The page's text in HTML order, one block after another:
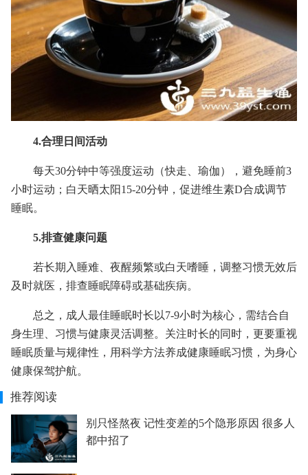
4.合理日间活动
每天30分钟中等强度运动（快走、瑜伽），避免睡前3
小时运动；白天晒太阳15-20分钟，促进维生素D合成调节
睡眠。
5.排查健康问题
若长期入睡难、夜醒频繁或白天嗜睡，调整习惯无效后
及时就医，排查睡眠障碍或基础疾病。
总之，成人最佳睡眠时长以7-9小时为核心，需结合自
身生理、习惯与健康灵活调整。关注时长的同时，更要重视
睡眠质量与规律性，用科学方法养成健康睡眠习惯，为身心
健康保驾护航。
推荐阅读
别只怪熬夜 记性变差的5个隐形原因 很多人
都中招了